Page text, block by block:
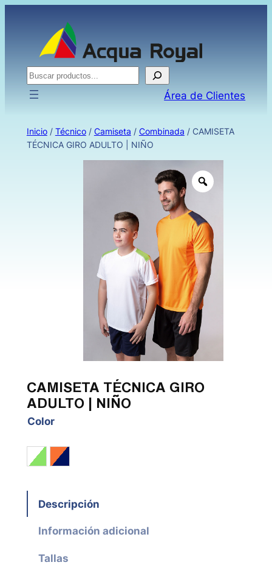
Buscar
Área de Clientes
Inicio/ Técnico/ Camiseta / Combinada / CAMISETA
TÉCNICA GIRO ADULTO | NIÑO
CAMISETA TÉCNICA GIRO
ADULTO | NIÑO
Color
Blanco / Verde Fluor
Naranja Fluor / Marino
Descripción
Información adicional
Tallas